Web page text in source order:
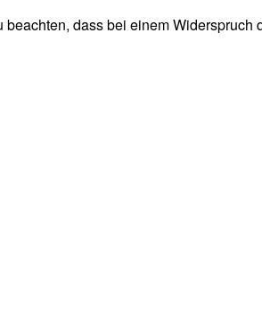
dass bei einem Widerspruch